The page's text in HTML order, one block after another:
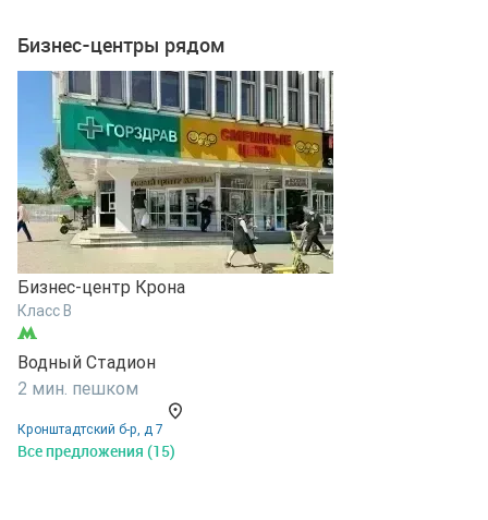
Бизнес-центры рядом
Бизнес-центр Крона
Класс B
Водный Стадион
2 мин. пешком
Кронштадтский б-р, д 7
Все предложения (15)